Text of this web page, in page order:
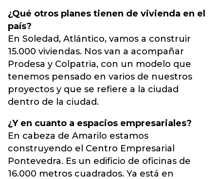
¿Qué otros planes tienen de vivienda en el
país?
En Soledad, Atlántico, vamos a construir
15.000 viviendas. Nos van a acompañar
Prodesa y Colpatria, con un modelo que
tenemos pensado en varios de nuestros
proyectos y que se refiere a la ciudad
dentro de la ciudad.
¿Y en cuanto a espacios empresariales?
En cabeza de Amarilo estamos
construyendo el Centro Empresarial
Pontevedra. Es un edificio de oficinas de
16.000 metros cuadrados. Ya está en